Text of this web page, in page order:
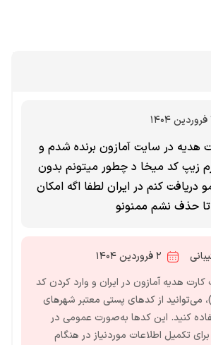
هدیه در سایت آمازون برنده شدم و
زیپ کد میخا د چطور میتونم بدون
کنم در ایران لطفا اگه امکان
تا حذف نشم ممنونو
۲ فروردین ۱۴۰۴
کارت هدیه آمازون در ایران و وارد کردن کد
پستی (ZIP Code)، می‌توانید از کدهای پستی معتبر شهرهای
کنید. این کدها به‌صورت عمومی در
تکمیل اطلاعات موردنیاز در هنگام